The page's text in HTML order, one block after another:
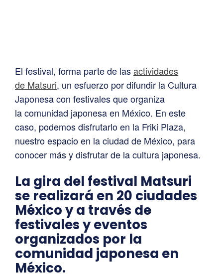
El festival, forma parte de lasactividades
de Matsuri, un esfuerzo por difundir la Cultura
Japonesa con festivales que organiza
la comunidad japonesa en México. En este
caso, podemos disfrutarlo en la Friki Plaza,
nuestro espacio en la ciudad de México, para
conocer más y disfrutar de la cultura japonesa.
La gira del festival Matsuri
se realizará en 20 ciudades
México y a través de
festivales y eventos
organizados por la
comunidad japonesa en
México.